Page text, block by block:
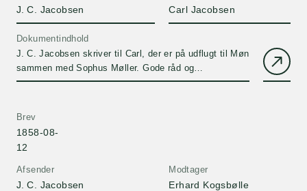
J. C. Jacobsen Carl Jacobsen
Dokumentindhold
J. C. Jacobsen skriver til Carl, der er på udflugt til Møn
sammen med Sophus Møller. Gode råd og
formaninger.Kun første del af dette brev er udgivet af
Afsender
J. C. Jacobsen
Brev
1858-08-
12
Modtager
Erhard Kogsbølle